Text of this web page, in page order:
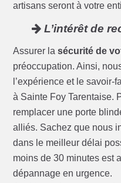
artisans seront à votre
L’intérêt de
Assurer lasécurité de
préoccupation. Ainsi,
l’expérience et le
à Sainte Foy Tarentaise.
remplacer une porte
alliés. Sachez que nous
dans le meilleur délai
moins de 30 minutes est
dépannage en urgence.